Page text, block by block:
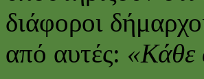
διάφοροι
από αυτές: «Κάθε